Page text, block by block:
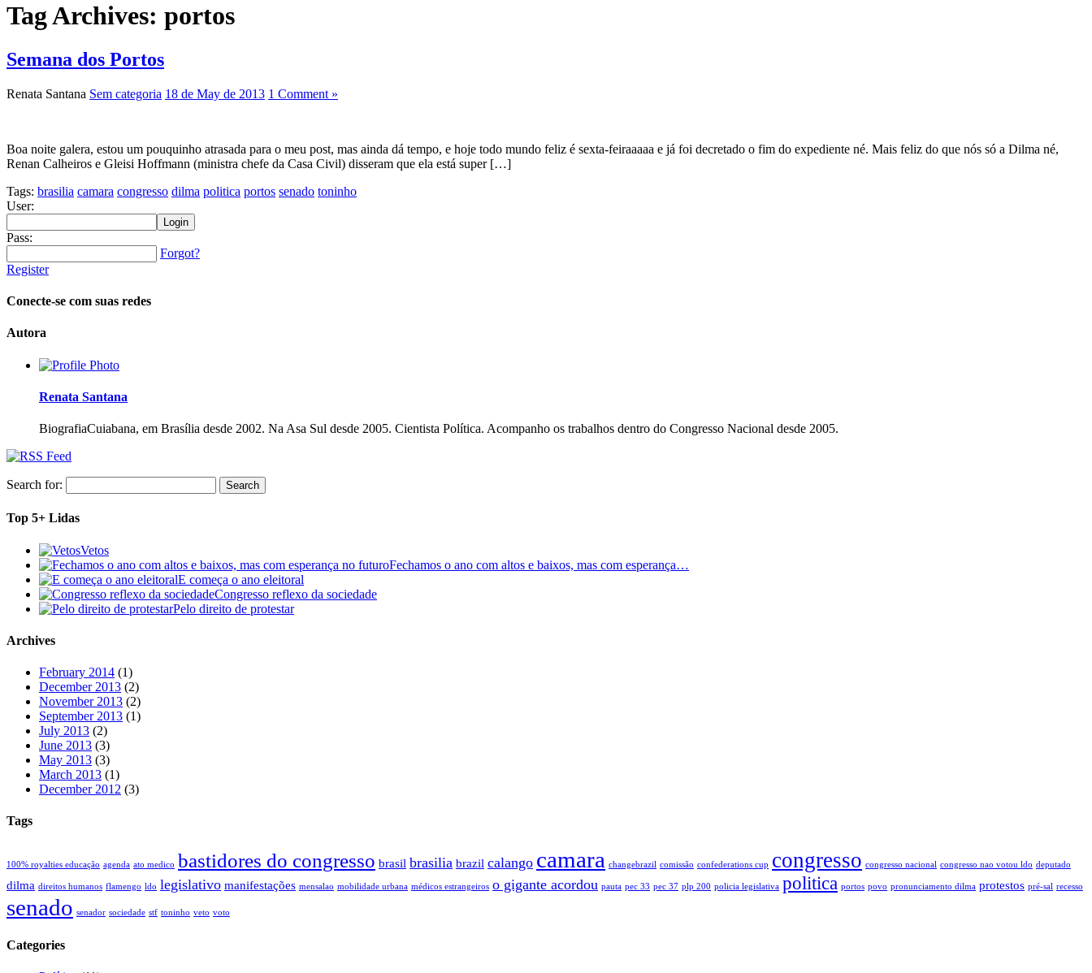
Tag Archives: portos
Semana dos Portos
Renata Santana Sem categoria 18 de May de 2013 1 Comment »
Boa noite galera, estou um pouquinho atrasada para o meu post, mas ainda dá tempo, e hoje todo mundo feliz é sexta-feiraaaaa e já foi decretado o fim do expediente né. Mais feliz do que nós só a Dilma né,
Renan Calheiros e Gleisi Hoffmann (ministra chefe da Casa Civil) disseram que ela está super […]
Tags: brasilia camara congresso dilma politica portos senado toninho
User:
Pass:
Forgot?
Register
Conecte-se com suas redes
Autora
Renata Santana
BiografiaCuiabana, em Brasília desde 2002. Na Asa Sul desde 2005. Cientista Política. Acompanho os trabalhos dentro do Congresso Nacional desde 2005.
Search for:
Top 5+ Lidas
Vetos
Fechamos o ano com altos e baixos, mas com esperança…
E começa o ano eleitoral
Congresso reflexo da sociedade
Pelo direito de protestar
Archives
February 2014 (1)
December 2013 (2)
November 2013 (2)
September 2013 (1)
July 2013 (2)
June 2013 (3)
May 2013 (3)
March 2013 (1)
December 2012 (3)
Tags
100% royalties educação agenda ato medico bastidores do congresso brasil brasilia brazil calango camara changebrazil comissão confederations cup congresso congresso nacional congresso nao votou ldo deputado
dilma direitos humanos flamengo ldo legislativo manifestações mensalao mobilidade urbana médicos estrangeiros o gigante acordou pauta pec 33 pec 37 plp 200 policia legislativa politica portos povo pronunciamento dilma protestos pré-sal recesso
senado senador sociedade stf toninho veto voto
Categories